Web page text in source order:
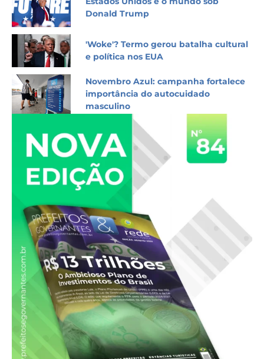
Donald Trump
'Woke'? Termo gerou batalha cultural
e política nos EUA
Novembro Azul: campanha fortalece
importância do autocuidado
masculino